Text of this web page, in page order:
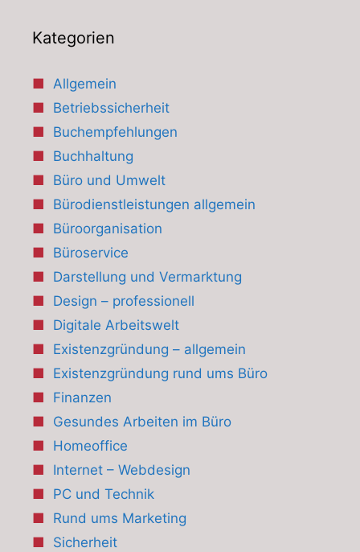
Kategorien
Allgemein
Betriebssicherheit
Buchempfehlungen
Buchhaltung
Büro und Umwelt
Bürodienstleistungen allgemein
Büroorganisation
Büroservice
Darstellung und Vermarktung
Design – professionell
Digitale Arbeitswelt
Existenzgründung – allgemein
Existenzgründung rund ums Büro
Finanzen
Gesundes Arbeiten im Büro
Homeoffice
Internet – Webdesign
PC und Technik
Rund ums Marketing
Sicherheit